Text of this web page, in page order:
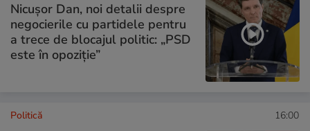
Nicușor Dan, noi detalii despre
negocierile cu partidele pentru
a trece de blocajul politic: „PSD
este în opoziție”
Politică 16:00